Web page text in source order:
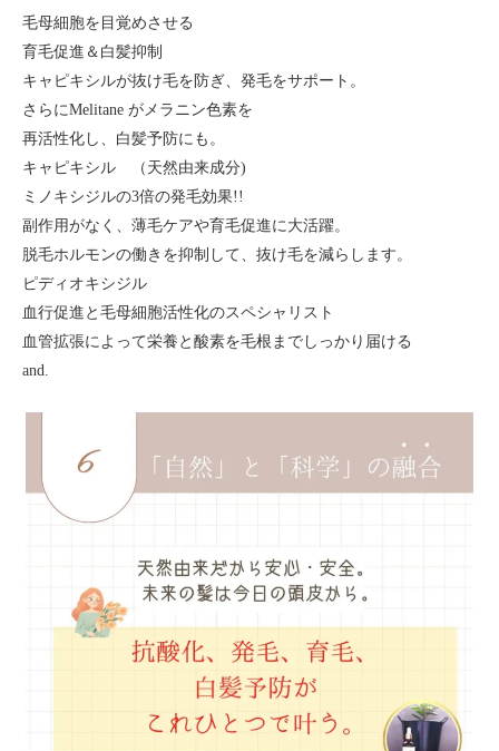
毛母細胞を目覚めさせる
育毛促進＆白髪抑制
キャピキシルが抜け毛を防ぎ、発毛をサポート。
さらにMelitane がメラニン色素を
再活性化し、白髪予防にも。
キャピキシル （天然由来成分)
ミノキシジルの3倍の発毛効果!!
副作用がなく、薄毛ケアや育毛促進に大活躍。
脱毛ホルモンの働きを抑制して、抜け毛を減らします。
ピディオキシジル
血行促進と毛母細胞活性化のスペシャリスト
血管拡張によって栄養と酸素を毛根までしっかり届ける
and.